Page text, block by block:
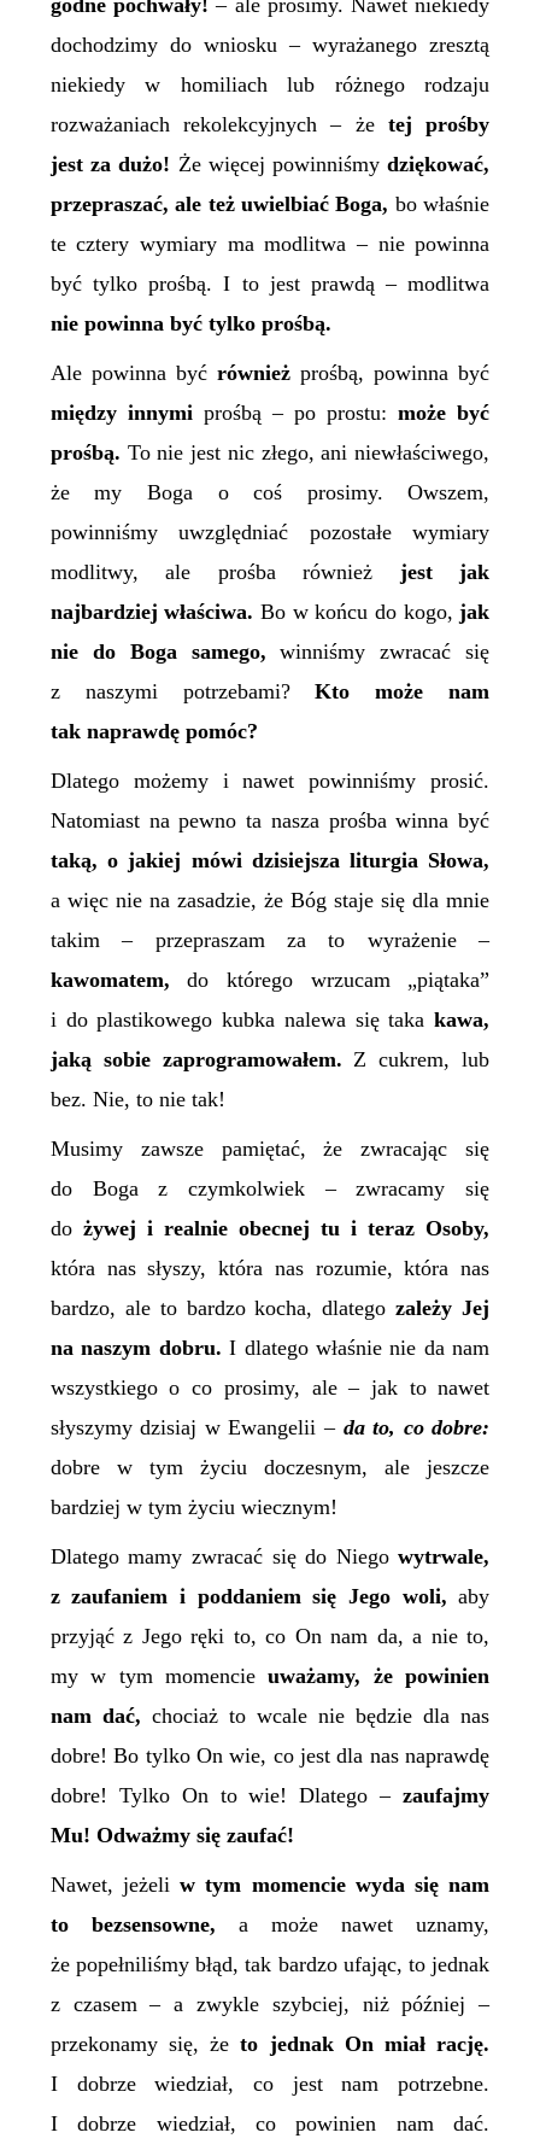
godne pochwały!– ale prosimy. Nawet niekiedy
dochodzimy do wniosku – wyrażanego zresztą
niekiedy w homiliach lub różnego rodzaju
rozważaniach rekolekcyjnych – że tej prośby
jest za dużo! Że więcej powinniśmydziękować,
przepraszać, ale też uwielbiać Boga, bo właśnie
te cztery wymiary ma modlitwa – nie powinna
być tylko prośbą. I to jest prawdą – modlitwa
nie powinna być tylko prośbą.
Ale powinna być również prośbą, powinna być
między innymiprośbą – po prostu:może być
prośbą. To nie jest nic złego, ani niewłaściwego,
że my Boga o coś prosimy. Owszem,
powinniśmy uwzględniać pozostałe wymiary
modlitwy, ale prośba również jest jak
najbardziej właściwa.Bo w końcu do kogo,jak
nie do Boga samego, winniśmy zwracać się
z naszymi potrzebami?Kto może nam
tak naprawdę pomóc?
Dlatego możemy i nawet powinniśmy prosić.
Natomiast na pewno ta nasza prośba winna być
taką, o jakiej mówi dzisiejsza liturgia Słowa,
a więc nie na zasadzie, że Bóg staje się dla mnie
takim – przepraszam za to wyrażenie –
kawomatem,do którego wrzucam „piątaka”
i do plastikowego kubka nalewa się takakawa,
jaką sobie zaprogramowałem.Z cukrem, lub
bez. Nie, to nie tak!
Musimy zawsze pamiętać, że zwracając się
do Boga z czymkolwiek – zwracamy się
do żywej i realnie obecnej tu i teraz Osoby,
która nas słyszy, która nas rozumie, która nas
bardzo, ale to bardzo kocha, dlategozależy Jej
na naszym dobru.I dlatego właśnie nie da nam
wszystkiego o co prosimy, ale – jak to nawet
słyszymy dzisiaj w Ewangelii – da to, co dobre:
dobre w tym życiu doczesnym, ale jeszcze
bardziej w tym życiu wiecznym!
Dlatego mamy zwracać się do Niegowytrwale,
z zaufaniem i poddaniem się Jego woli, aby
przyjąć z Jego ręki to, co On nam da, a nie to,
my w tym momencieuważamy, że powinien
nam dać, chociaż to wcale nie będzie dla nas
dobre! Bo tylko On wie, co jest dla nas naprawdę
dobre! Tylko On to wie! Dlatego –zaufajmy
Mu! Odważmy się zaufać!
Nawet, jeżeliw tym momencie wyda się nam
to bezsensowne, a może nawet uznamy,
że popełniliśmy błąd, tak bardzo ufając, to jednak
z czasem – a zwykle szybciej, niż później –
przekonamy się, że to jednak On miał rację.
I dobrze wiedział, co jest nam potrzebne.
I dobrze wiedział, co powinien nam dać.